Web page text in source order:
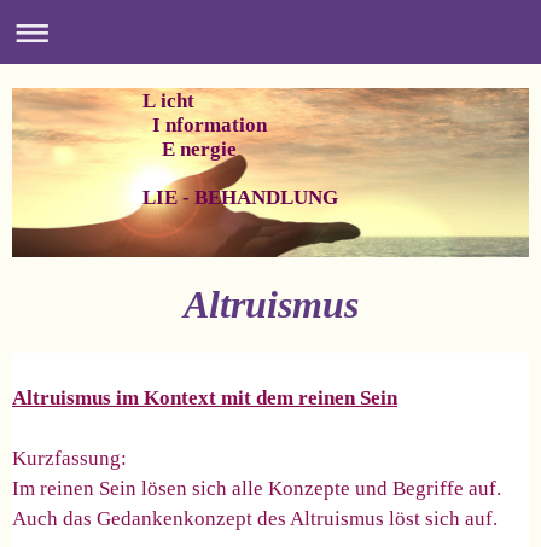
L icht
I nformation
E nergie
LIE - BEHANDLUNG
Altruismus
Altruismus im Kontext mit dem reinen Sein
Kurzfassung:
Im reinen Sein lösen sich alle Konzepte und Begriffe auf.
Auch das Gedankenkonzept des Altruismus löst sich auf.